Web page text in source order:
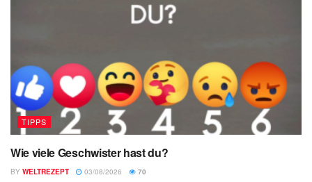
TIPPS
Wie viele Geschwister hast du?
BY WELTREZEPT 03/08/2026 70